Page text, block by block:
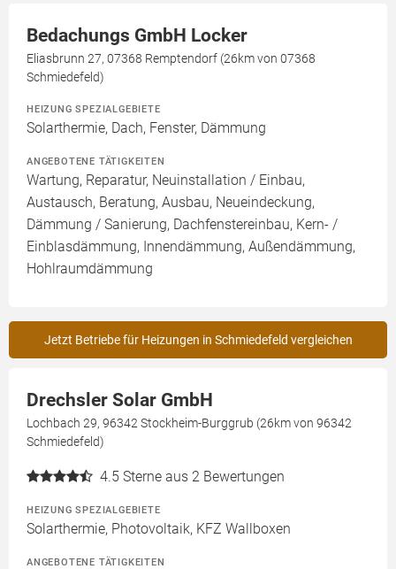
Bedachungs GmbH Locker
Eliasbrunn 27, 07368 Remptendorf (26km von 07368
Schmiedefeld)
HEIZUNG SPEZIALGEBIETE
Solarthermie, Dach, Fenster, Dämmung
ANGEBOTENE TÄTIGKEITEN
Wartung, Reparatur, Neuinstallation / Einbau,
Austausch, Beratung, Ausbau, Neueindeckung,
Dämmung / Sanierung, Dachfenstereinbau, Kern- /
Einblasdämmung, Innendämmung, Außendämmung,
Hohlraumdämmung
Jetzt Betriebe für Heizungen in Schmiedefeld vergleichen
Drechsler Solar GmbH
Lochbach 29, 96342 Stockheim-Burggrub (26km von 96342
Schmiedefeld)
4.5 Sterne aus 2 Bewertungen
HEIZUNG SPEZIALGEBIETE
Solarthermie, Photovoltaik, KFZ Wallboxen
ANGEBOTENE TÄTIGKEITEN